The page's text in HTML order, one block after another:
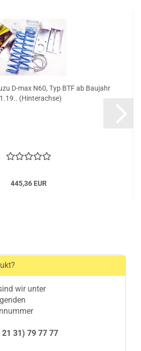
D-max N60, Typ BTF ab Baujahr
(Hinterachse)
445,36 EUR
wir unter
21 31) 79 77 77